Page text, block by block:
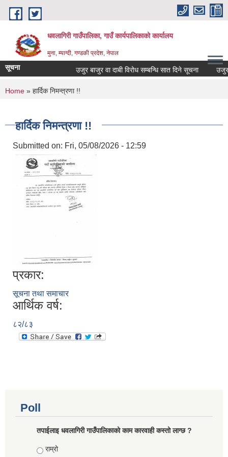
Skip to main content
धवलागिरी गाउँपालिका, गाउँ कार्यपालिकाको कार्यालय
मुना, म्याग्दी, गण्डकी प्रदेश, नेपाल
सूचना उजुर बाजुर वा दाबी विरोध सम्बन्धि सात दिने सूचना उजुर
You are here
Home » हार्दिक निमन्त्रणा !!
हार्दिक निमन्त्रणा !!
Submitted on: Fri, 05/08/2026 - 12:59
प्रकार:
सूचना तथा समाचार
आर्थिक वर्ष:
८२/८३
Poll
तपाईलाइ धवलागिरी गाउँपालिकाको काम कारवाही कस्तो लाग्छ ?
Choices
राम्रो